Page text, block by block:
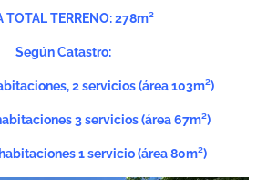
TOTAL TERRENO: 278m²
Según Catastro:
2 servicios (área 103m²)
3 servicios (área 67m²)
1 servicio (área 80m²)